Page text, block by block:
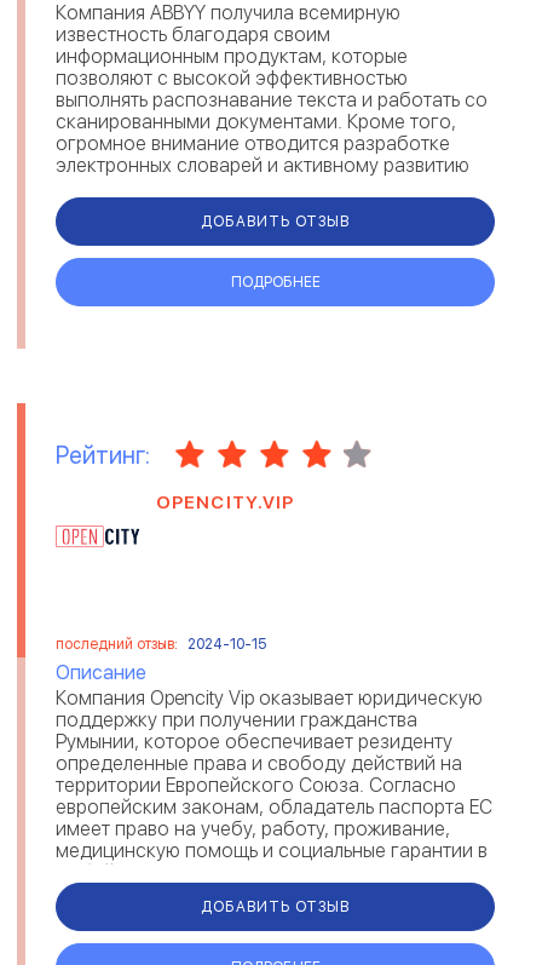
Компания ABBYY получила всемирную
известность благодаря своим
информационным продуктам, которые
позволяют с высокой эффективностью
выполнять распознавание текста и работать со
сканированными документами. Кроме того,
огромное внимание отводится разработке
электронных словарей и активному развитию
ДОБАВИТЬ ОТЗЫВ
ПОДРОБНЕЕ
Рейтинг:
OPENCITY.VIP
последний отзыв: 2024-10-15
Описание
Компания Opencity Vip оказывает юридическую
поддержку при получении гражданства
Румынии, которое обеспечивает резиденту
определенные права и свободу действий на
территории Европейского Союза. Согласно
европейским законам, обладатель паспорта ЕС
имеет право на учебу, работу, проживание,
медицинскую помощь и социальные гарантии в
любой стране Евросоюза. Получив румынск...
ДОБАВИТЬ ОТЗЫВ